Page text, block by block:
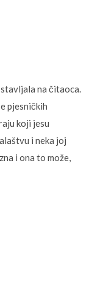
na čitaoca.
pjesničkih
koji jesu
i neka joj
i ona to može,